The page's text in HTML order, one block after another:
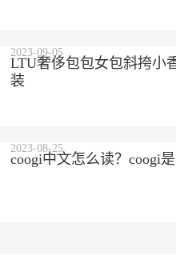
LTU奢侈包包女包斜挎小
装
2023-09-05
coogi中文怎么读？coogi是
2023-08-25